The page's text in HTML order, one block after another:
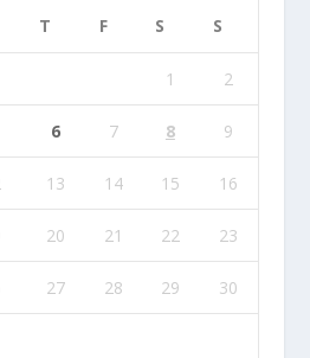
T F S S
1 2
6 7 8 9
13 14 15 16
20 21 22 23
27 28 29 30